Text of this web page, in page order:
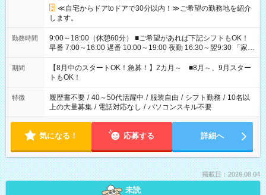
≪自宅からドアtoドアで30分以内！≫ご希望の勤務地を紹介
します。
勤務時間
9:00～18:00（休憩60分） ■ご希望があれば下記シフトもOK！
早番 7:00～16:00 遅番 10:00～19:00 夜勤 16:30～翌9:30 「家族
と休みを合わせたい」 「余裕を持って夕飯の準備がしたい」
「できれば残業はしたくない」 など、ご希望を教えてください
ね。 ※Wワーク希望の方へ 今ご覧のお仕事で希望する勤務時間
と、もう1つのお仕事の勤務時間。 合計で週40時間を超える場
合は応募できません。
期間
【8月中のスタートOK！急募！】2カ月～ ■8月～、9月スター
トもOK！
特徴 履歴書不要 / 40～50代活躍中 / 服装自由 / シフト勤務 / 10名以
上の大量募集 / 電話対応なし / パソコンスキル不要
気になる！ 応募する 詳細へ
掲載日：2026.08.04
未読